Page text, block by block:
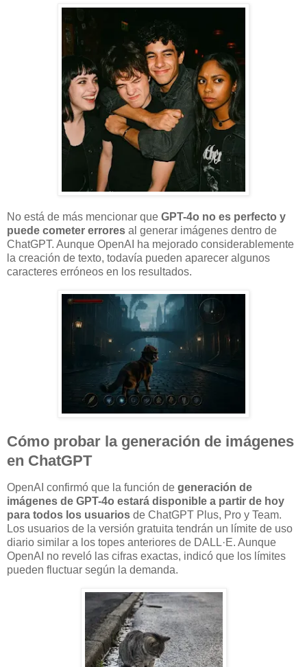
No está de más mencionar que GPT-4o no es perfecto y
puede cometer errores al generar imágenes dentro de
ChatGPT. Aunque OpenAI ha mejorado considerablemente
la creación de texto, todavía pueden aparecer algunos
caracteres erróneos en los resultados.
Cómo probar la generación de imágenes
en ChatGPT
OpenAI confirmó que la función de generación de
imágenes de GPT-4o estará disponible a partir de hoy
para todos los usuarios de ChatGPT Plus, Pro y Team.
Los usuarios de la versión gratuita tendrán un límite de uso
diario similar a los topes anteriores de DALL·E. Aunque
OpenAI no reveló las cifras exactas, indicó que los límites
pueden fluctuar según la demanda.